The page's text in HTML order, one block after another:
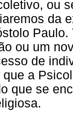
ou
da
ou um
de
que a
que se